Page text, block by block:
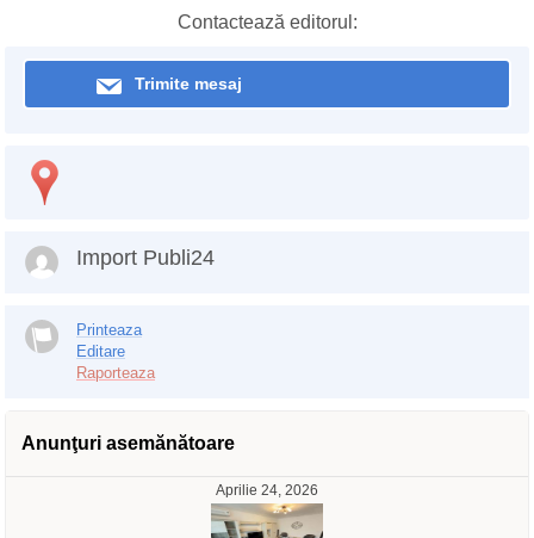
Contactează editorul:
Trimite mesaj
Import Publi24
Printeaza
Editare
Raporteaza
Anunţuri asemănătoare
Aprilie 24, 2026